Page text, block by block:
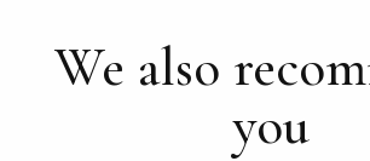
We also
you